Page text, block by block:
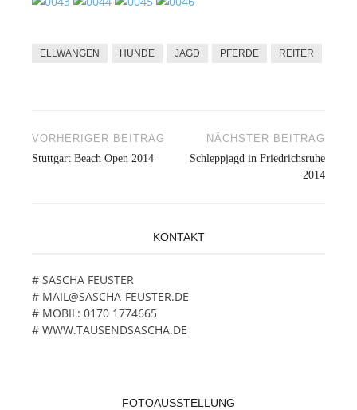
ELLWANGEN HUNDE JAGD PFERDE REITER
Beitragsnavigation
VORHERIGER BEITRAG
Stuttgart Beach Open 2014
NÄCHSTER BEITRAG
Schleppjagd in Friedrichsruhe
2014
KONTAKT
# SASCHA FEUSTER
# MAIL@SASCHA-FEUSTER.DE
# MOBIL: 0170 1774665
# WWW.TAUSENDSASCHA.DE
FOTOAUSSTELLUNG